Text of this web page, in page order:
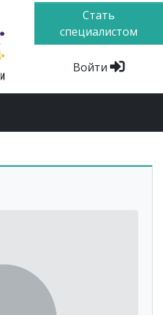
Стать
специалистом
Войти